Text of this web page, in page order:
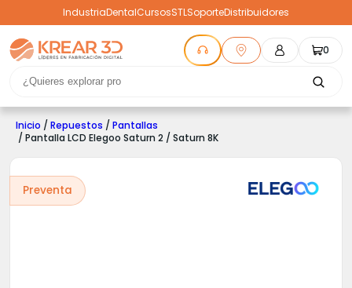
IndustriaDentalCursosSTLSoporteDistribuidores
0
Inicio / Repuestos / Pantallas
/ Pantalla LCD Elegoo Saturn 2 / Saturn 8K
Preventa